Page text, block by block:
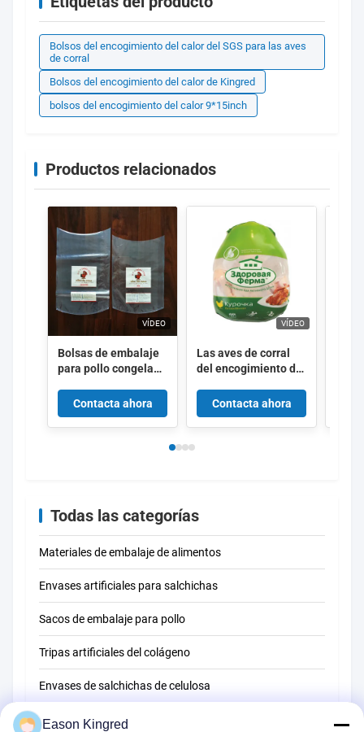
Bolsos del encogimiento del calor del SGS para las aves
de corral
Bolsos del encogimiento del calor de Kingred
bolsos del encogimiento del calor 9*15inch
Productos relacionados
VÍDEO
Bolsas de embalaje
para pollo congelado
e impresión de LOGO
Contacta ahora
VÍDEO
Las aves de corral
del encogimiento de
la categoría
alimenticia
empaquetan 50um
Contacta ahora
Todas las categorías
Materiales de embalaje de alimentos
Envases artificiales para salchichas
Sacos de embalaje para pollo
Tripas artificiales del colágeno
Envases de salchichas de celulosa
Conchas de salchichas PVDC
Eason Kingred